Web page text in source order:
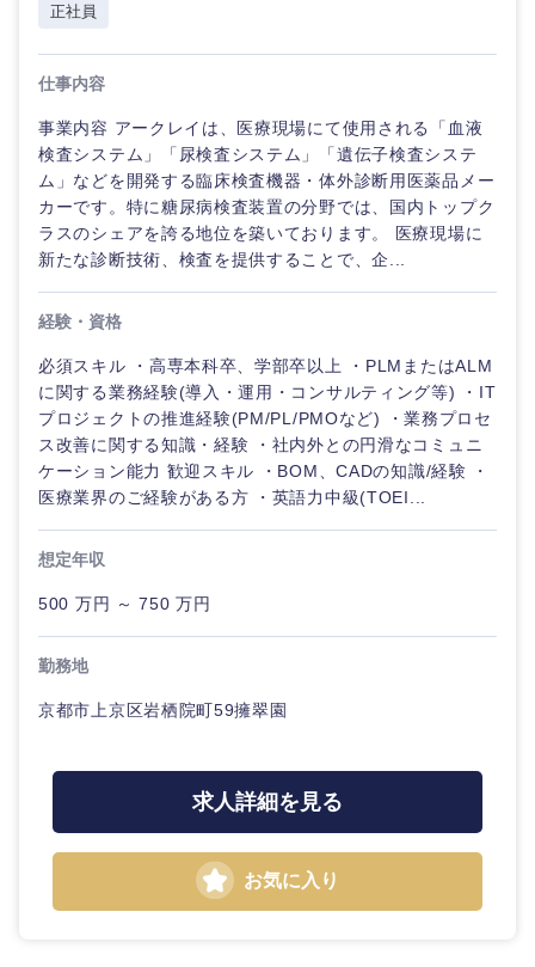
正社員
仕事内容
事業内容 アークレイは、医療現場にて使用される「血液
検査システム」「尿検査システム」「遺伝子検査システ
ム」などを開発する臨床検査機器・体外診断用医薬品メー
カーです。特に糖尿病検査装置の分野では、国内トップク
ラスのシェアを誇る地位を築いております。 医療現場に
新たな診断技術、検査を提供することで、企...
経験・資格
必須スキル ・高専本科卒、学部卒以上 ・PLMまたはALM
に関する業務経験(導入・運用・コンサルティング等) ・IT
プロジェクトの推進経験(PM/PL/PMOなど) ・業務プロセ
ス改善に関する知識・経験 ・社内外との円滑なコミュニ
ケーション能力 歓迎スキル ・BOM、CADの知識/経験 ・
医療業界のご経験がある方 ・英語力中級(TOEI...
想定年収
500 万円 ～ 750 万円
勤務地
京都市上京区岩栖院町59擁翠園
求人詳細を見る
お気に入り